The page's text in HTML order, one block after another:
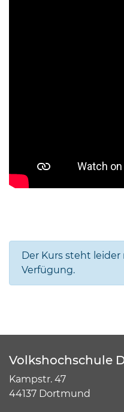
Der Kurs steht
Verfügung.
Volkshochschule
Kampstr. 47
44137 Dortmund